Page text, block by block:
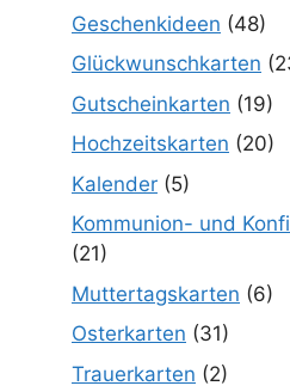
Geschenkideen (48)
Glückwunschkarten
Gutscheinkarten (19)
Hochzeitskarten (20)
Kalender (5)
Kommunion- und
(21)
Muttertagskarten (6)
Osterkarten (31)
Trauerkarten (2)